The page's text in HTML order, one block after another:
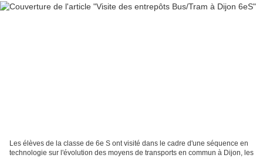
Les élèves de la classe de 6e S ont visité dans le cadre d'une séquence en
technologie sur l'évolution des moyens de transports en commun à Dijon, les